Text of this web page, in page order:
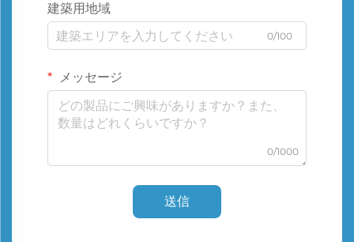
建築用地域
0/100
メッセージ
0/1000
送信